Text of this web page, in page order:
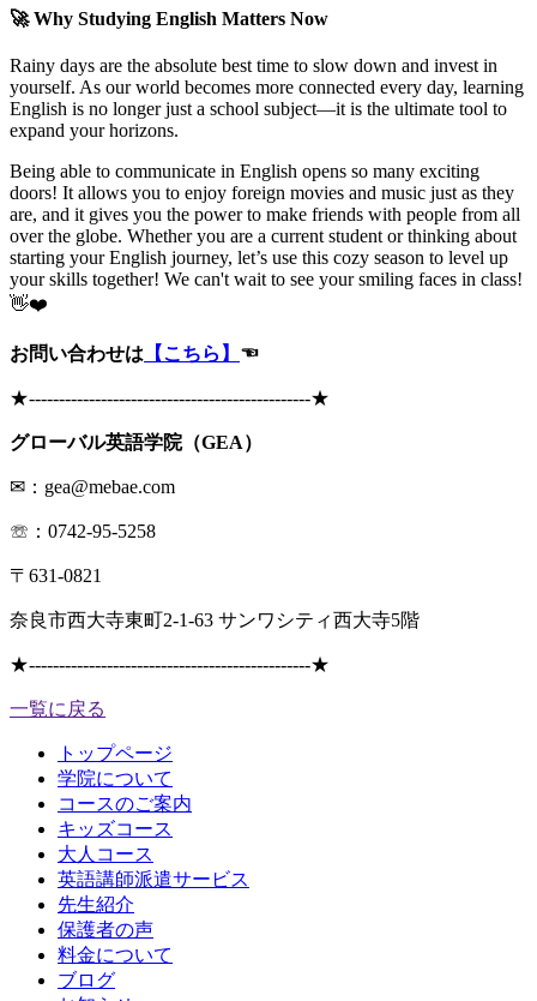
🚀 Why Studying English Matters Now
Rainy days are the absolute best time to slow down and invest in
yourself. As our world becomes more connected every day, learning
English is no longer just a school subject—it is the ultimate tool to
expand your horizons.
Being able to communicate in English opens so many exciting
doors! It allows you to enjoy foreign movies and music just as they
are, and it gives you the power to make friends with people from all
over the globe. Whether you are a current student or thinking about
starting your English journey, let’s use this cozy season to level up
your skills together! We can't wait to see your smiling faces in class!
👋❤️
お問い合わせは 【こちら】 ☜
★-----------------------------------------------★
グローバル英語学院（GEA）
✉：gea@mebae.com
☏：0742-95-5258
〒631-0821
奈良市西大寺東町2-1-63 サンワシティ西大寺5階
★-----------------------------------------------★
一覧に戻る
トップページ
学院について
コースのご案内
キッズコース
大人コース
英語講師派遣サービス
先生紹介
保護者の声
料金について
ブログ